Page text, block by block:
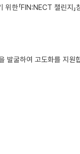
한「FIN:NECT 챌린지」
발굴하여 고도화를 지원